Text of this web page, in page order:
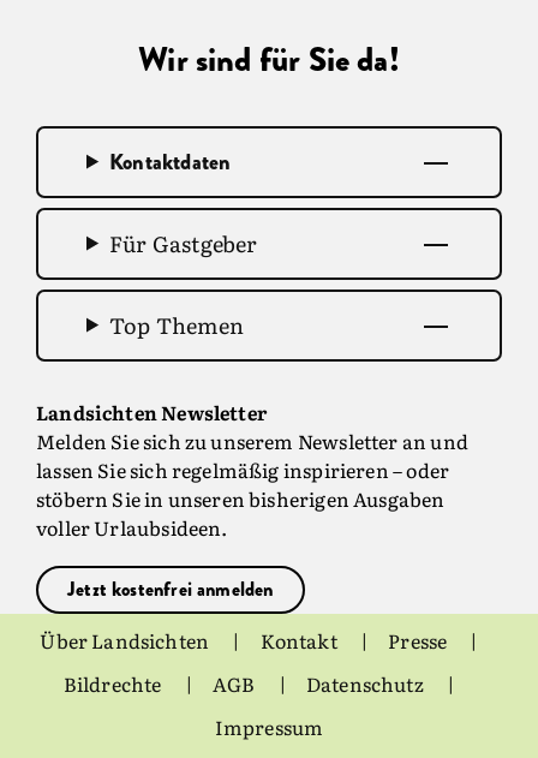
Wir sind für Sie da!
Kontaktdaten
Für Gastgeber
Top Themen
Landsichten Newsletter
Melden Sie sich zu unserem Newsletter an und
lassen Sie sich regelmäßig inspirieren – oder
stöbern Sie in unseren bisherigen Ausgaben
voller Urlaubsideen.
Jetzt kostenfrei anmelden
Über Landsichten Kontakt
Presse
Bildrechte
AGB
Datenschutz
Impressum